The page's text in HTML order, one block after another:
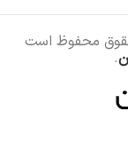
محفوظ است
.